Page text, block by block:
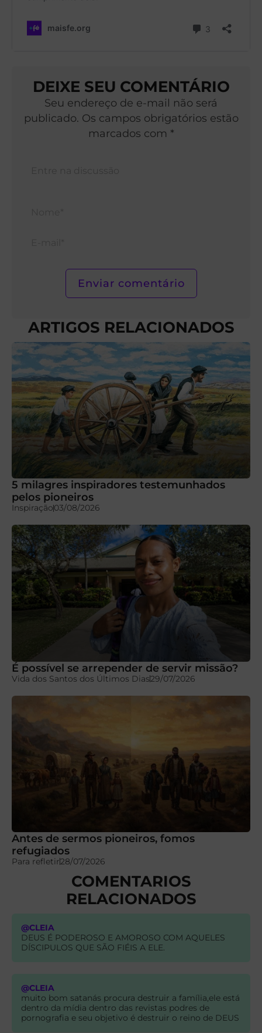
DEIXE SEU COMENTÁRIO
Seu endereço de e-mail não será
publicado. Os campos obrigatórios estão
marcados com *
ARTIGOS RELACIONADOS
5 milagres inspiradores testemunhados
pelos pioneiros
Inspiração03/08/2026
É possível se arrepender de servir missão?
Vida dos Santos dos Últimos Dias29/07/2026
Antes de sermos pioneiros, fomos
refugiados
Para refletir28/07/2026
COMENTARIOS
RELACIONADOS
@CLEIA
DEUS É PODEROSO E AMOROSO COM AQUELES
DÍSCIPULOS QUE SÃO FIÉIS A ELE.
@CLEIA
muito bom satanás procura destruir a família,ele está
dentro da mídia dentro das revistas podres de
pornografia e seu objetivo é destruir o reino de DEUS